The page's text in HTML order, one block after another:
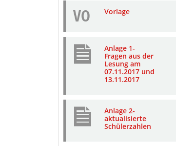
VO Vorlage
Anlage 1-
Fragen aus der
Lesung am
07.11.2017 und
13.11.2017
Anlage 2-
aktualisierte
Schülerzahlen